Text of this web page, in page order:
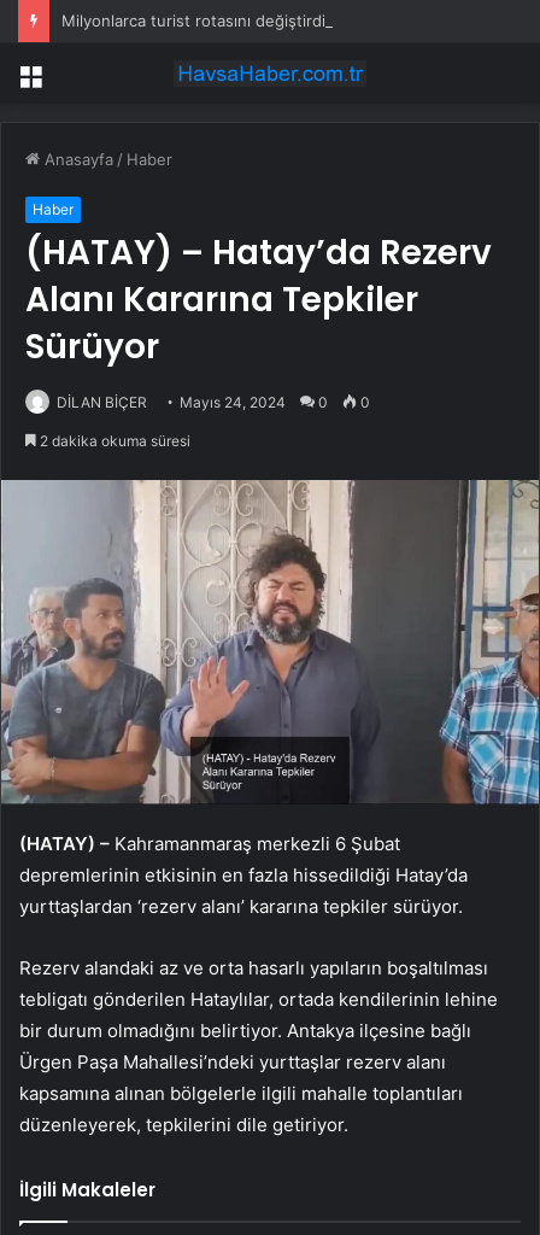
Menü
Anasayfa / Haber
Haber
(HATAY) – Hatay’da Rezerv
Alanı Kararına Tepkiler
Sürüyor
DİLAN BİÇER Mayıs 24, 2024 0 0
2 dakika okuma süresi
(HATAY) – Kahramanmaraş merkezli 6 Şubat
depremlerinin etkisinin en fazla hissedildiği Hatay’da
yurttaşlardan ‘rezerv alanı’ kararına tepkiler sürüyor.
Rezerv alandaki az ve orta hasarlı yapıların boşaltılması
tebligatı gönderilen Hataylılar, ortada kendilerinin lehine
bir durum olmadığını belirtiyor. Antakya ilçesine bağlı
Ürgen Paşa Mahallesi’ndeki yurttaşlar rezerv alanı
kapsamına alınan bölgelerle ilgili mahalle toplantıları
düzenleyerek, tepkilerini dile getiriyor.
İlgili Makaleler